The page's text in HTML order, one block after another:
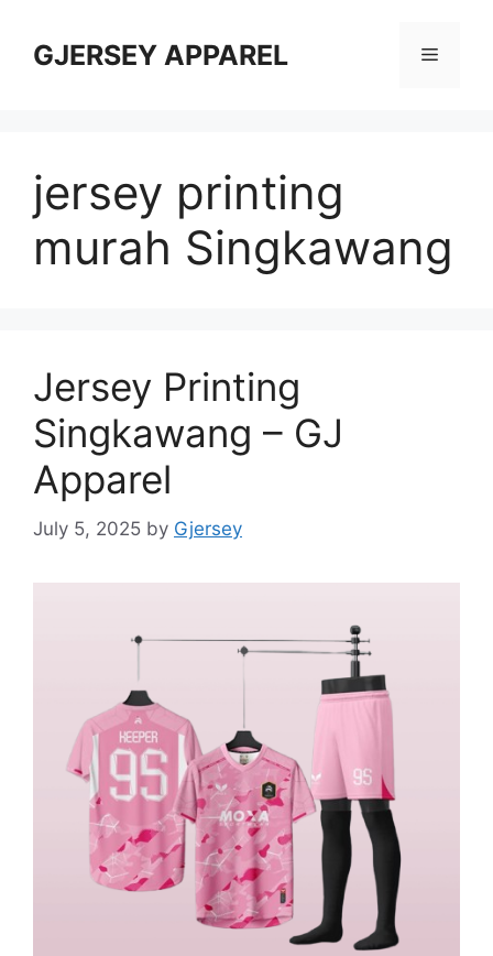
contentGJERSEY APPAREL Menu
jersey printing
murah Singkawang
Jersey Printing
Singkawang – GJ
Apparel
July 5, 2025 by Gjersey